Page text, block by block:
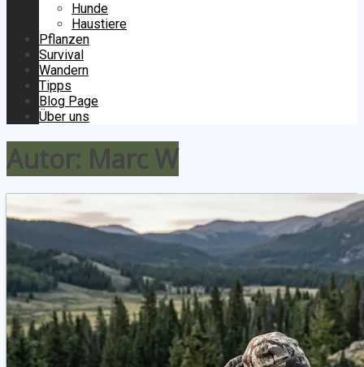
Hunde
Haustiere
Pflanzen
Survival
Wandern
Tipps
Blog Page
Über uns
Autor: Marc W